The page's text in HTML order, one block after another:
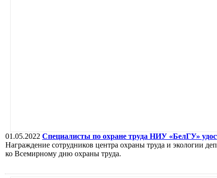
01.05.2022 Специалисты по охране труда НИУ «БелГУ»
Награждение сотрудников центра охраны труда и экологии
ко Всемирному дню охраны труда.